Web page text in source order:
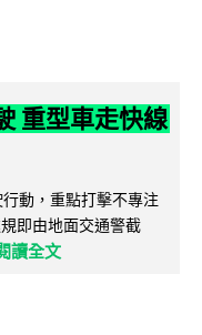
重型車走快線
動，重點打擊不專注
即由地面交通警截
讀全文